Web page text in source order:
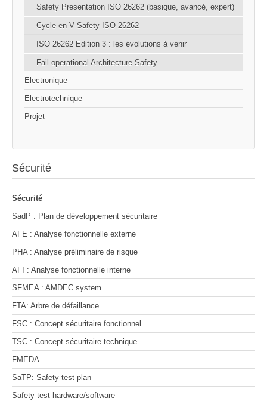
Safety Presentation ISO 26262 (basique, avancé, expert)
Cycle en V Safety ISO 26262
ISO 26262 Edition 3 : les évolutions à venir
Fail operational Architecture Safety
Electronique
Electrotechnique
Projet
Sécurité
Sécurité
SadP : Plan de développement sécuritaire
AFE : Analyse fonctionnelle externe
PHA : Analyse préliminaire de risque
AFI : Analyse fonctionnelle interne
SFMEA : AMDEC system
FTA: Arbre de défaillance
FSC : Concept sécuritaire fonctionnel
TSC : Concept sécuritaire technique
FMEDA
SaTP: Safety test plan
Safety test hardware/software